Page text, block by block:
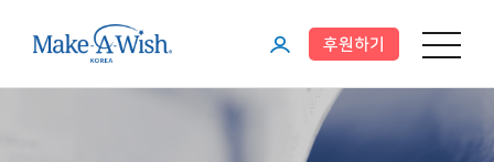
메뉴 열기
이
후원하기